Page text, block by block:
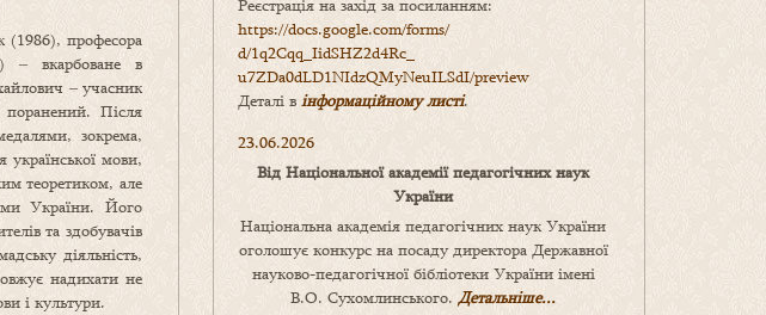
(1986), професора
‒ вкарбоване в
‒ учасник
поранений. Після
зокрема,
української мови,
теоретиком, але
України. Його
та здобувачів
діяльність,
надихати не
і культури.
Реєстрація на захід за посиланням:
https://docs.google.com/forms/
d/1q2Cqq_IidSHZ2d4Rc_
u7ZDa0dLD1NIdzQMyNeuILSdI/preview
Деталі в інформаційному листі.
23.06.2026
Від Національної академії педагогічних наук
України
Національна академія педагогічних наук України
оголошує конкурс на посаду директора Державної
науково-педагогічної бібліотеки України імені
В.О. Сухомлинського. Детальніше...